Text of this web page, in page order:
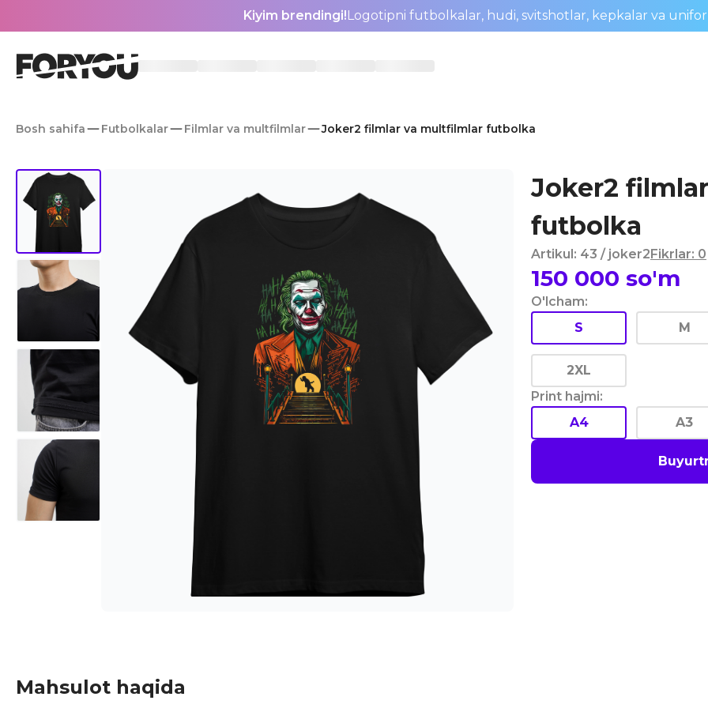
Kiyim brendingi!Logotipni futbolkalar, hudi, svitshotlar, kepkalar va
Bosh sahifa Futbolkalar Filmlar va multfilmlar Joker2 filmlar va multfilmlar futbolka
Joker2
futbolka
Artikul: 43 / joker2Fikrlar: 0
150 000 so'm
O'lcham:
S
M
2XL
Print hajmi:
A4
A3
Mahsulot haqida